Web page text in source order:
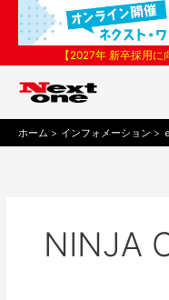
ス
【2027年 新卒採用に
ホーム インフォメーション
NINJA